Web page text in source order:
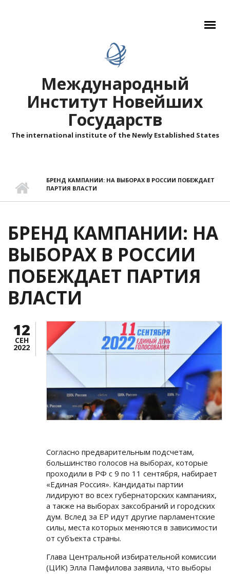
Международный
Институт Новейших
Государств
The international institute of the Newly Established States
БРЕНД КАМПАНИИ: НА ВЫБОРАХ В РОССИИ ПОБЕЖДАЕТ
ПАРТИЯ ВЛАСТИ
БРЕНД КАМПАНИИ: НА
ВЫБОРАХ В РОССИИ
ПОБЕЖДАЕТ ПАРТИЯ
ВЛАСТИ
12
СЕН
2022
Согласно предварительным подсчетам,
большинство голосов на выборах, которые
проходили в РФ с 9 по 11 сентября, набирает
«Единая Россия». Кандидаты партии
лидируют во всех губернаторских кампаниях,
а также на выборах заксобраний и городских
дум. Вслед за ЕР идут другие парламентские
силы, места которых меняются в зависимости
от субъекта страны.
Глава Центральной избирательной комиссии
(ЦИК) Элла Памфилова заявила, что выборы